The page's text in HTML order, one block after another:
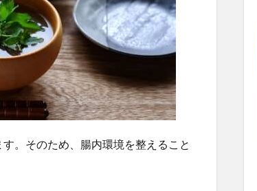
す。そのため、腸内環境を整えること